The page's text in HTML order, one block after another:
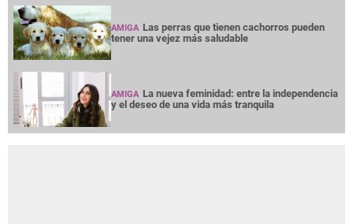
AMIGA Las perras que tienen cachorros pueden
tener una vejez más saludable
AMIGA La nueva feminidad: entre la independencia
y el deseo de una vida más tranquila